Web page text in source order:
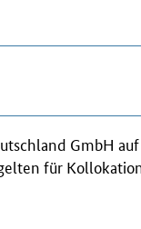
GmbH auf
für